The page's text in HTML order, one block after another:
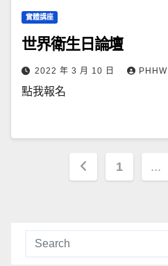
實體講座
世界衛生日論壇
2022 年 3 月 10 日 PHHW
點我報名
文
覽
1 ...